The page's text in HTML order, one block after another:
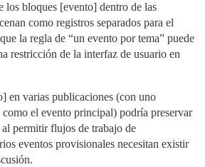
los bloques [evento] dentro de las
como registros separados para el
la regla de “un evento por tema” puede
restricción de la interfaz de usuario en
en varias publicaciones (con uno
el evento principal) podría preservar
permitir flujos de trabajo de
eventos provisionales necesitan existir